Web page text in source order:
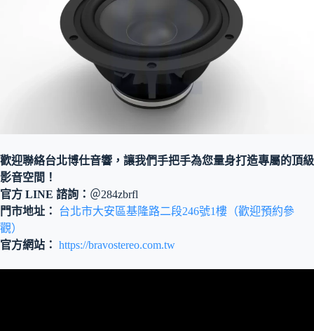
歡迎聯絡台北博仕音響，讓我們手把手為您量身打造專屬的頂級
影音空間！
官方 LINE 諮詢： ＠284zbrfl
門市地址：
台北市大安區基隆路二段246號1樓（歡迎預約參
觀）
官方網站： https://bravostereo.com.tw